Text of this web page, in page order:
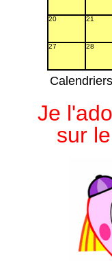
20 21
27 28
Je
sur